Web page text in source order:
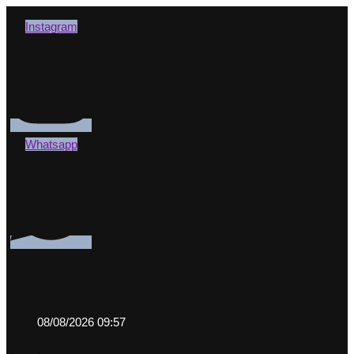
Instagram
Whatsapp
08/08/2026 09:57